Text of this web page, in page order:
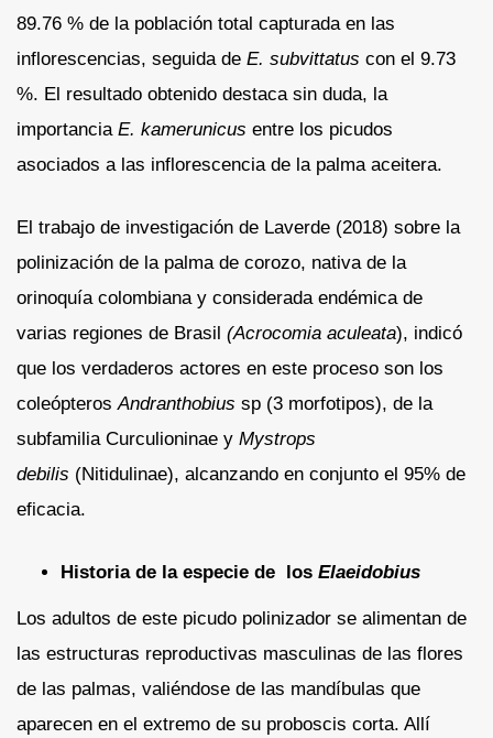
89.76 % de la población total capturada en las
inflorescencias, seguida de E. subvittatus con el 9.73
%. El resultado obtenido destaca sin duda, la
importancia E. kamerunicus entre los picudos
asociados a las inflorescencia de la palma aceitera.
El trabajo de investigación de Laverde (2018) sobre la
polinización de la palma de corozo, nativa de la
orinoquía colombiana y considerada endémica de
varias regiones de Brasil (Acrocomia aculeata), indicó
que los verdaderos actores en este proceso son los
coleópterosAndranthobius sp (3 morfotipos), de la
subfamilia Curculioninae y Mystrops
debilis (Nitidulinae), alcanzando en conjunto el 95% de
eficacia.
Historia de la especie de los Elaeidobius
Los adultos de este picudo polinizador se alimentan de
las estructuras reproductivas masculinas de las flores
de las palmas, valiéndose de las mandíbulas que
aparecen en el extremo de su proboscis corta. Allí